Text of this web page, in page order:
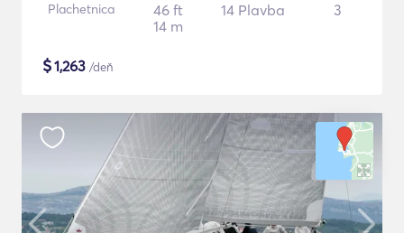
Plachetnica
46 ft
14 m
14 Plavba 3
$1,263 /deň